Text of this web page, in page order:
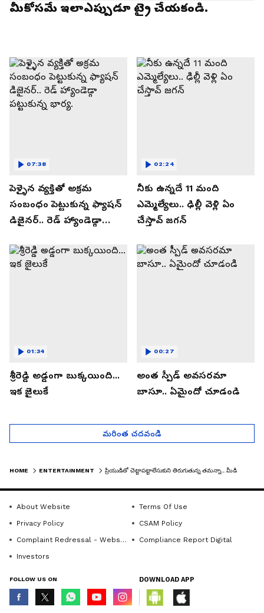
మీకోసమే ఇలాఎప్పుడూ ట్రై చేయకండి.
పెళ్ళైన వ్యక్తితో అక్రమ
సంబంధం పెట్టుకున్న ఫ్యాషన్
డిజైనర్.. రెడ్ హ్యాండెడ్గా
07:38
నీకు ఉన్నదే 11 మంది
ఎమ్మెల్యేలు.. ఢిల్లీ వెళ్లి ఏం
చేస్తావ్ జగన్
02:24
శ్రీరెడ్డి అడ్డంగా బుక్కయింది...
ఇక జైలుకే
01:34
అంత స్పీడ్ అవసరమా
బాసూ.. ఏమైందో చూడండి
00:27
మరింత చదవండి
HOME ENTERTAINMENT
About Website
Terms Of Use
Privacy Policy
CSAM Policy
Complaint Redressal - Website
Compliance Report Digital
Investors
FOLLOW US ON DOWNLOAD APP